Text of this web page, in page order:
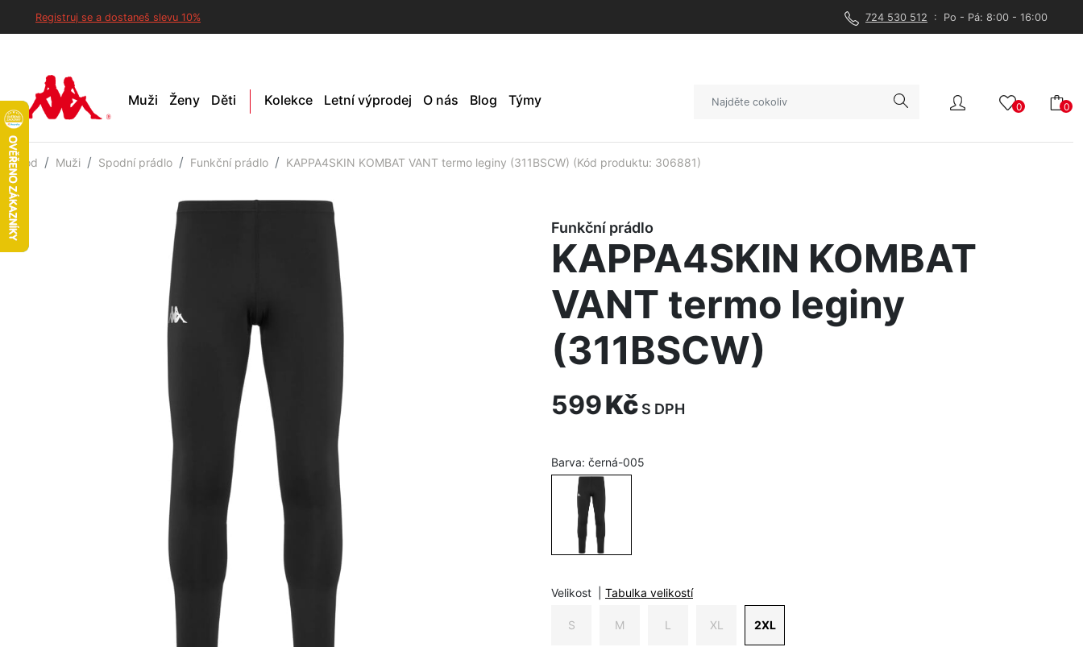
Registruj se a dostaneš slevu 10% 724 530 512 : Po - Pá: 8:00 - 16:00
Muži Ženy Děti Kolekce Letní výprodej O nás Blog Týmy 0 0
Úvod Muži Spodní prádlo Funkční prádlo KAPPA4SKIN KOMBAT VANT termo leginy (311BSCW) (Kód produktu: 306881)
Funkční prádlo
KAPPA4SKIN KOMBAT
VANT termo leginy
(311BSCW)
599Kč S DPH
Barva: černá-005
Velikost Tabulka velikostí
S M L XL 2XL